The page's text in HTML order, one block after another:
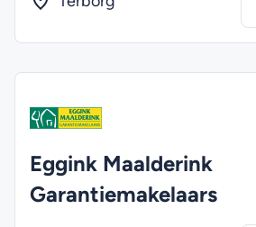
Eggink Maalderink
Garantiemakelaars